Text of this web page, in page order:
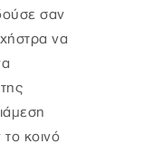
σαν
να
το κοινό